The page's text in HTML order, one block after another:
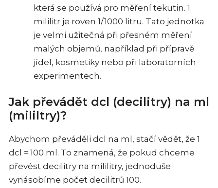
která se používá pro měření tekutin. 1
mililitr je roven 1/1000 litru. Tato jednotka
je velmi užitečná při přesném měření
malých objemů, například při přípravě
jídel, kosmetiky nebo při laboratorních
experimentech.
Jak převádět dcl (decilitry) na ml
(mililtry)?
Abychom převáděli dcl na ml, stačí vědět, že 1
dcl = 100 ml. To znamená, že pokud chceme
převést decilitry na mililitry, jednoduše
vynásobíme počet decilitrů 100.